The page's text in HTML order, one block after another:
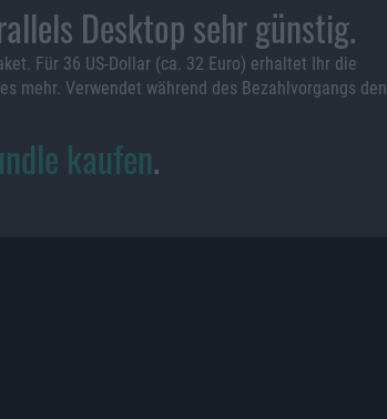
Desktop sehr günstig.
Für 36 US-Dollar (ca. 32 Euro) erhaltet Ihr die
mehr. Verwendet während des Bezahlvorgangs den
kaufen.